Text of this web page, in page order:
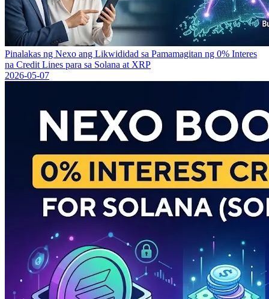
Pinalakas ng Nexo ang Likwididad sa Pamamagitan ng 0% Interes
na Credit Lines para sa Solana at XRP
2026-05-07